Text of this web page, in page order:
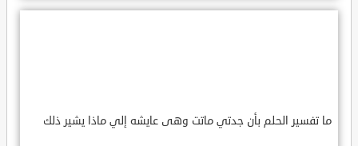
ما تفسير الحلم بأن جدتي ماتت وهى عايشه إلي ماذا يشير ذلك